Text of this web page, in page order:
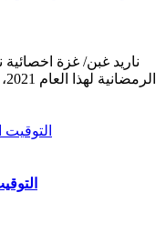
ناريد غبن/ غزة